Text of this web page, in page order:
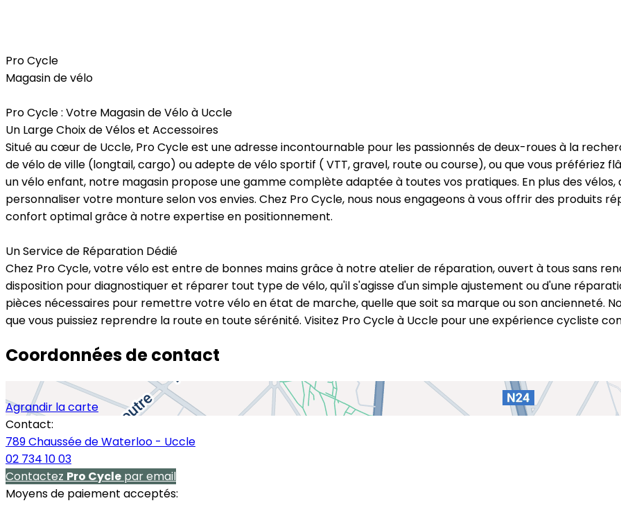
Pro Cycle
Magasin de vélo
Pro Cycle : Votre Magasin de Vélo à Uccle
Un Large Choix de Vélos et Accessoires
Situé au cœur de Uccle, Pro Cycle est une adresse incontournable pour les passionnés de deux-roues à la
de vélo de ville (longtail, cargo) ou adepte de vélo sportif ( VTT, gravel, route ou course), ou que vous préfériez
un vélo enfant, notre magasin propose une gamme complète adaptée à toutes vos pratiques. En plus des
personnaliser votre monture selon vos envies. Chez Pro Cycle, nous nous engageons à vous offrir des produits
confort optimal grâce à notre expertise en positionnement.
Un Service de Réparation Dédié
Chez Pro Cycle, votre vélo est entre de bonnes mains grâce à notre atelier de réparation, ouvert à tous sans
disposition pour diagnostiquer et réparer tout type de vélo, qu'il s'agisse d'un simple ajustement ou d'une
pièces nécessaires pour remettre votre vélo en état de marche, quelle que soit sa marque ou son ancienneté.
que vous puissiez reprendre la route en toute sérénité. Visitez Pro Cycle à Uccle pour une expérience cycliste
Coordonnées de contact
Agrandir la carte
Contact:
789 Chaussée de Waterloo - Uccle
02 734 10 03
Contactez Pro Cycle par email
Moyens de paiement acceptés: